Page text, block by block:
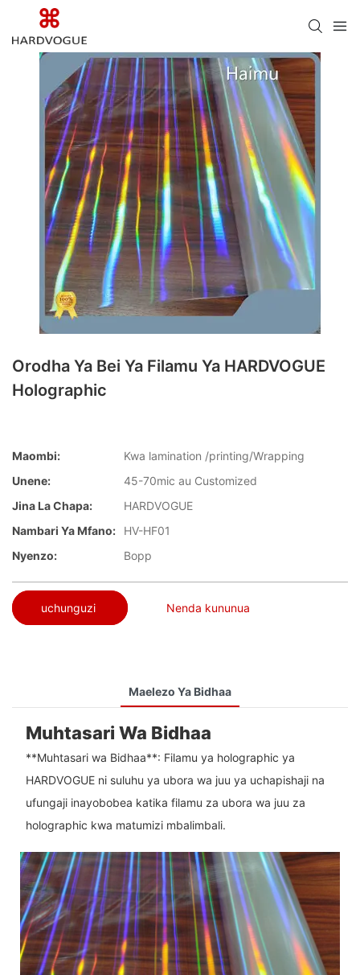
Orodha Ya Bei Ya Filamu Ya HARDVOGUE
Holographic
Maombi:
Kwa lamination /printing/Wrapping
Unene:
45-70mic au Customized
Jina La Chapa:
HARDVOGUE
Nambari Ya Mfano:
HV-HF01
Nyenzo:
Bopp
uchunguzi Nenda kununua
Maelezo Ya Bidhaa
Muhtasari Wa Bidhaa
**Muhtasari wa Bidhaa**: Filamu ya holographic ya
HARDVOGUE ni suluhu ya ubora wa juu ya uchapishaji na
ufungaji inayobobea katika filamu za ubora wa juu za
holographic kwa matumizi mbalimbali.